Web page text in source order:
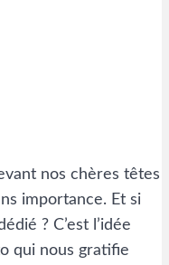
nos chères têtes
importance. Et si
? C’est l’idée
qui nous gratifie